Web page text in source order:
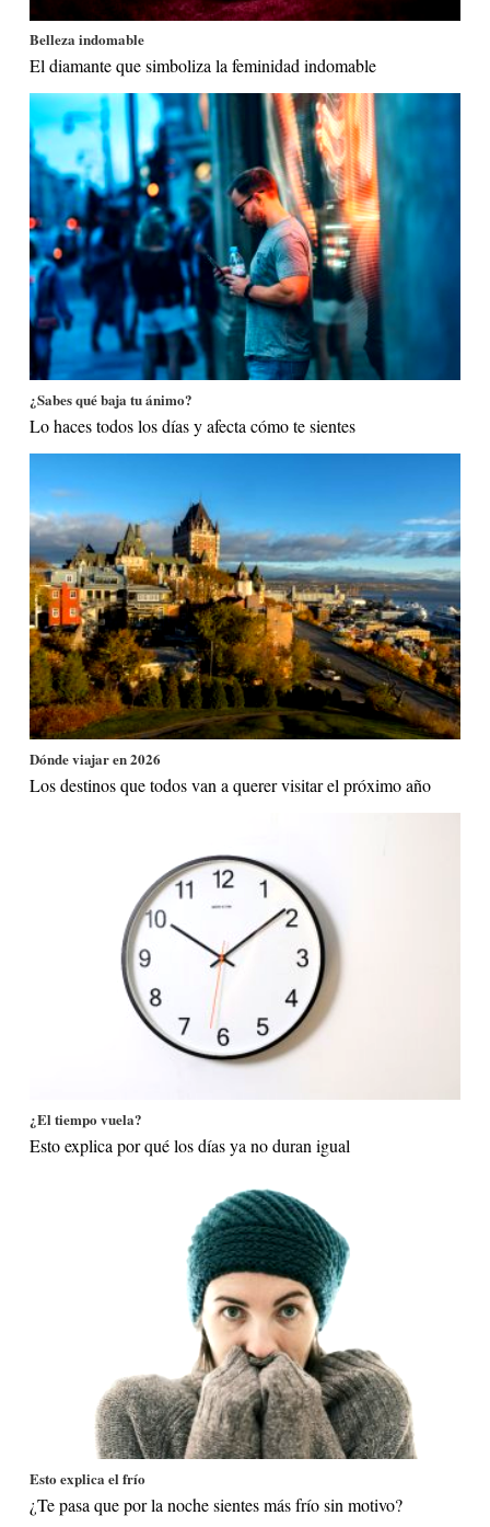
Belleza indomable
El diamante que simboliza la feminidad indomable
¿Sabes qué baja tu ánimo?
Lo haces todos los días y afecta cómo te sientes
Dónde viajar en 2026
Los destinos que todos van a querer visitar el próximo año
¿El tiempo vuela?
Esto explica por qué los días ya no duran igual
Esto explica el frío
¿Te pasa que por la noche sientes más frío sin motivo?